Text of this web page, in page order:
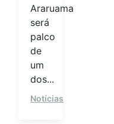
Araruama
será
palco
de
um
dos...
Notícias